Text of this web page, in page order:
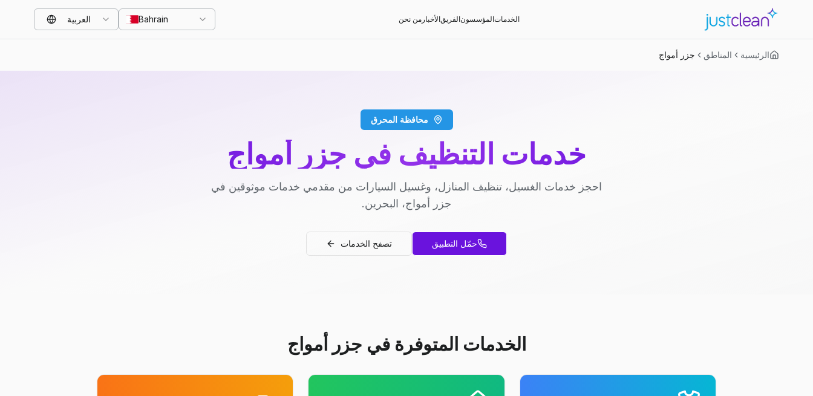
الخدماتالمؤسسونالفريقالأخبار من نحن Bahrain العربية
الرئيسية المناطق جزر أمواج
محافظة المحرق
خدمات التنظيف في جزر أمواج
احجز خدمات الغسيل، تنظيف المنازل، وغسيل السيارات من مقدمي خدمات موثوقين في
جزر أمواج، البحرين.
حمّل التطبيق تصفح الخدمات
الخدمات المتوفرة في جزر أمواج